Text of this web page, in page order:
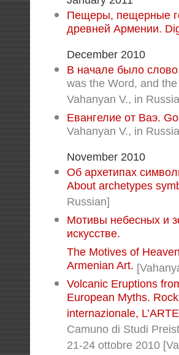
Пещеры, пещерные
древней Армении.
December 2010
В начале было
was the Word, and
Vahanyan V., in
Евангелие от Ваэ.
Vahanyan V., in
November 2010
Об архетипах
About archetypes
Russian]
Мотивы небесных и
искусстве.
The Motives of
Armenian Art.
Volcanic Eruptions
European Myths.
internazionale,
Camuno di Studi
21-24 ottobre 2010